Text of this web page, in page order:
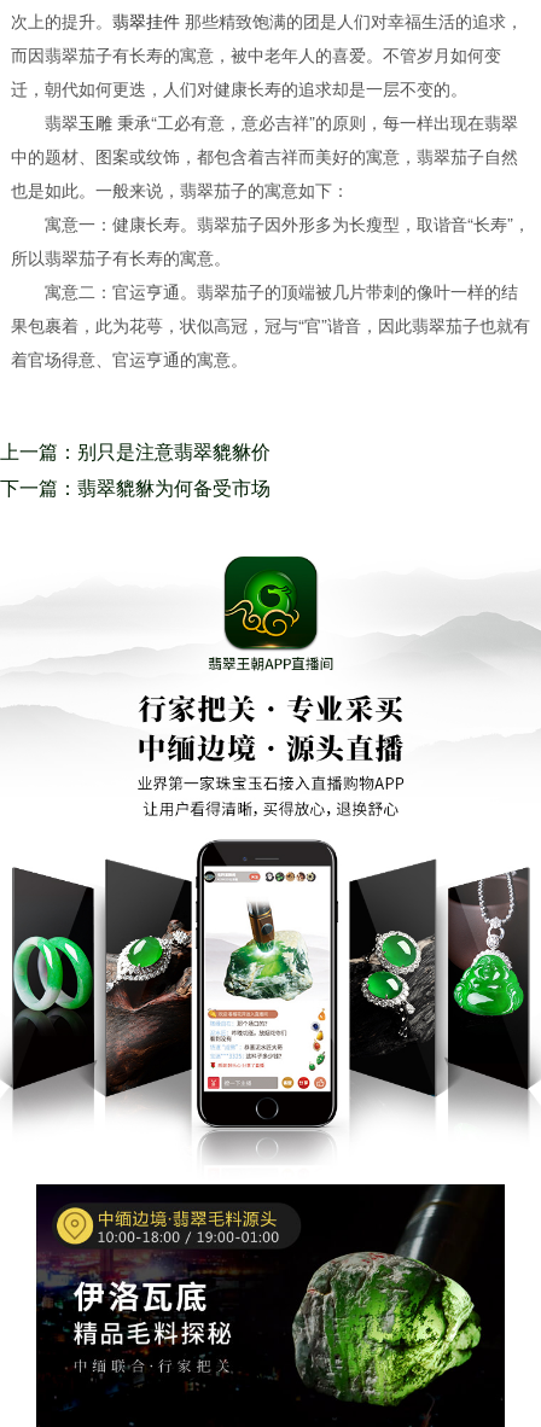
次上的提升。 翡翠挂件那些精致饱满的团是人们对幸福生活的追求，
而因翡翠茄子有长寿的寓意，被中老年人的喜爱。不管岁月如何变
迁，朝代如何更迭，人们对健康长寿的追求却是一层不变的。
翡翠玉雕秉承“工必有意，意必吉祥”的原则，每一样出现在翡翠
中的题材、图案或纹饰，都包含着吉祥而美好的寓意，翡翠茄子自然
也是如此。一般来说，翡翠茄子的寓意如下：
寓意一：健康长寿。翡翠茄子因外形多为长瘦型，取谐音“长寿”，
所以翡翠茄子有长寿的寓意。
寓意二：官运亨通。翡翠茄子的顶端被几片带刺的像叶一样的结
果包裹着，此为花萼，状似高冠，冠与“官”谐音，因此翡翠茄子也就有
着官场得意、官运亨通的寓意。
上一篇：别只是注意翡翠貔貅价
格，这些要点同样很重要！
下一篇：翡翠貔貅为何备受市场